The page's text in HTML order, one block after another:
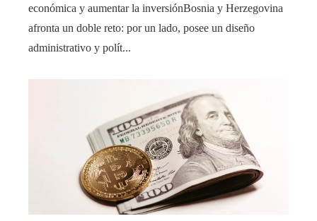
económica y aumentar la inversiónBosnia y Herzegovina
afronta un doble reto: por un lado, posee un diseño
administrativo y polít...